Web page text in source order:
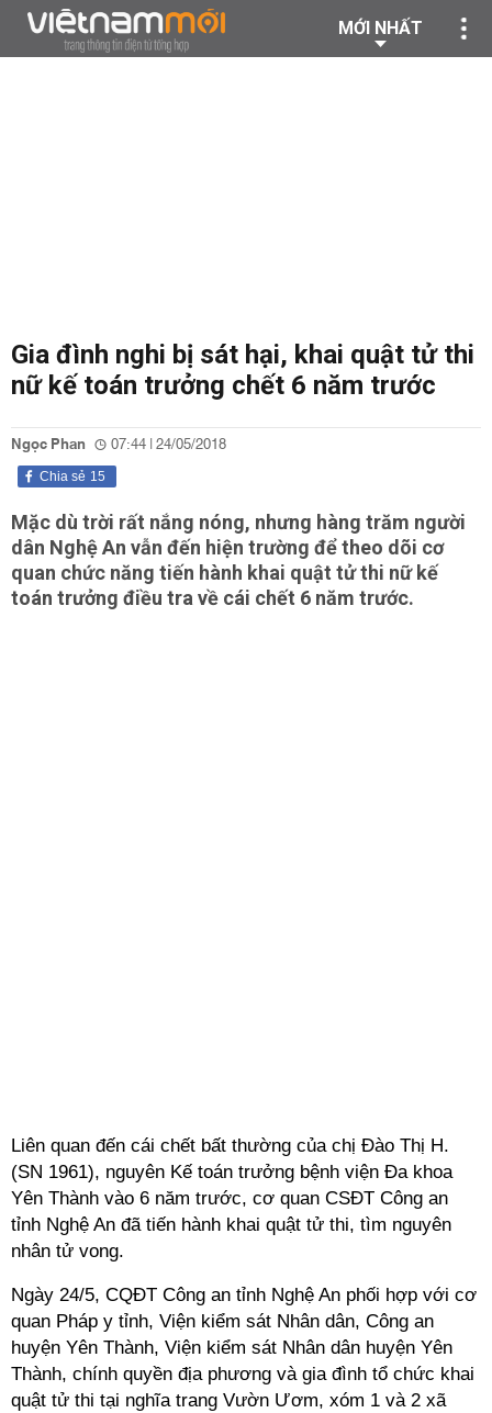
MỚI NHẤT
Gia đình nghi bị sát hại, khai quật tử thi
nữ kế toán trưởng chết 6 năm trước
Ngọc Phan 07:44 | 24/05/2018
15
Chia sẻ
Mặc dù trời rất nắng nóng, nhưng hàng trăm người
dân Nghệ An vẫn đến hiện trường để theo dõi cơ
quan chức năng tiến hành khai quật tử thi nữ kế
toán trưởng điều tra về cái chết 6 năm trước.
Liên quan đến cái chết bất thường của chị Đào Thị H.
(SN 1961), nguyên Kế toán trưởng bệnh viện Đa khoa
Yên Thành vào 6 năm trước, cơ quan CSĐT Công an
tỉnh Nghệ An đã tiến hành khai quật tử thi, tìm nguyên
nhân tử vong.
Ngày 24/5, CQĐT Công an tỉnh Nghệ An phối hợp với cơ
quan Pháp y tỉnh, Viện kiểm sát Nhân dân, Công an
huyện Yên Thành, Viện kiểm sát Nhân dân huyện Yên
Thành, chính quyền địa phương và gia đình tổ chức khai
quật tử thi tại nghĩa trang Vườn Ươm, xóm 1 và 2 xã